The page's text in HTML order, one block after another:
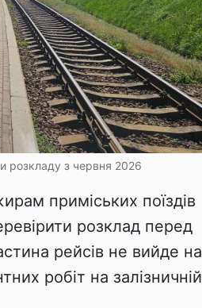
розкладу з червня 2026
приміських поїздів
розклад перед
рейсів не вийде на
робіт на залізничній